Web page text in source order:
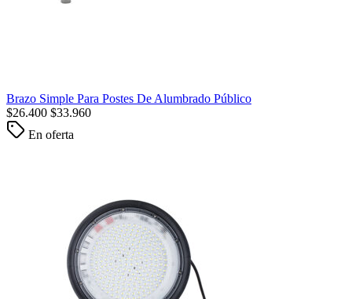
Brazo Simple Para Postes De Alumbrado Público
$26.400 $33.960
En oferta